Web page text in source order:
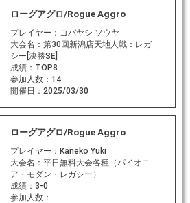
ローグアグロ/Rogue Aggro
プレイヤー： コバヤシ ソウヤ
大会名： 第30回新潟店天地人戦：レガ
シー[決勝SE]
成績： TOP8
参加人数： 14
開催日： 2025/03/30
ローグアグロ/Rogue Aggro
プレイヤー： Kaneko Yuki
大会名： 平日無料大会各種（パイオニ
ア・モダン・レガシー）
成績： 3-0
参加人数：